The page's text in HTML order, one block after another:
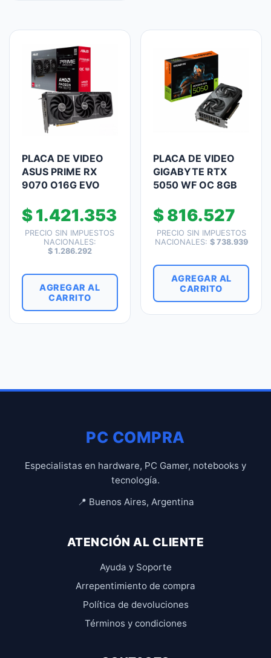
PLACA DE VIDEO
ASUS PRIME RX
9070 O16G EVO
$1.421.353
PRECIO SIN IMPUESTOS
NACIONALES:
$1.286.292
AGREGAR AL
CARRITO
PLACA DE VIDEO
GIGABYTE RTX
5050 WF OC 8GB
$816.527
PRECIO SIN IMPUESTOS
NACIONALES: $738.939
AGREGAR AL
CARRITO
PC COMPRA
Especialistas en hardware, PC Gamer, notebooks y
tecnología.
📍 Buenos Aires, Argentina
ATENCIÓN AL CLIENTE
Ayuda y Soporte
Arrepentimiento de compra
Política de devoluciones
Términos y condiciones